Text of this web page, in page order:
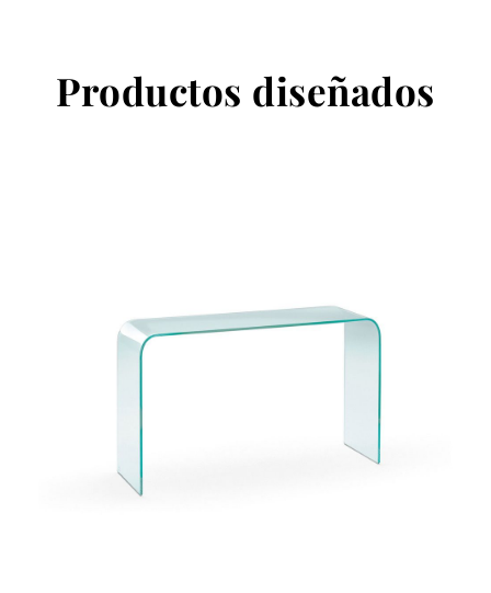
Productos diseñados